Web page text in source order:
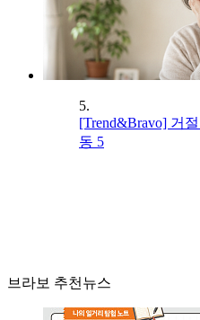
5.
[Trend&Bravo] 거
동 5
브라보 추천뉴스